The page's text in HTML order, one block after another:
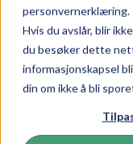
personvernerklæring.
Hvis du avslår, blir
du besøker dette
informasjonskapsel
din om ikke å bli